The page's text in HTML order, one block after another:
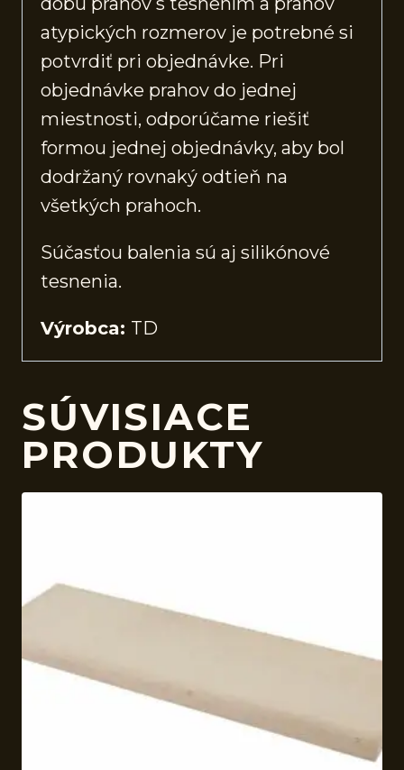
atypických rozmerov je potrebné si
potvrdiť pri objednávke. Pri
objednávke prahov do jednej
miestnosti, odporúčame riešiť
formou jednej objednávky, aby bol
dodržaný rovnaký odtieň na
všetkých prahoch.
Súčasťou balenia sú aj silikónové
tesnenia.
Výrobca: TD
SÚVISIACE
PRODUKTY